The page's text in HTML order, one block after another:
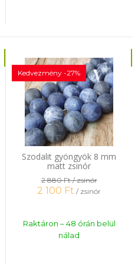
Szodalit gyöngyök 8 mm
matt zsinór
Kedvezmény -27%
2 880 Ft/ zsinór
2 100 Ft / zsinór
Raktáron – 48 órán belül
nálad